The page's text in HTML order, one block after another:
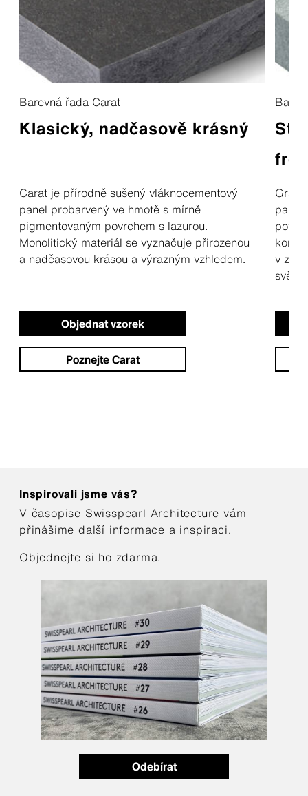
Barevná řada Carat
Klasický, nadčasově krásný
Carat je přírodně sušený vláknocementový
panel probarvený ve hmotě s mírně
pigmentovaným povrchem s lazurou.
Monolitický materiál se vyznačuje přirozenou
a nadčasovou krásou a výrazným vzhledem.
Objednat vzorek
Poznejte Carat
panel
v
světle.
Odebírat
Inspirovali jsme vás?
V časopise Swisspearl Architecture vám
přinášíme další informace a inspiraci.
Objednejte si ho zdarma.